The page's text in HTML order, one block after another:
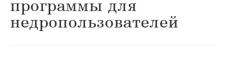
программы для
недропользователей